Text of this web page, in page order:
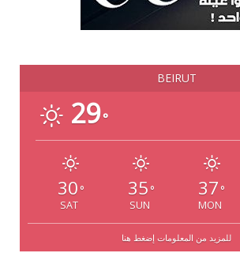
BEIRUT
29°
30 °
SAT
35 °
SUN
37 °
MON
للمزيد من المعلومات إضغط هنا